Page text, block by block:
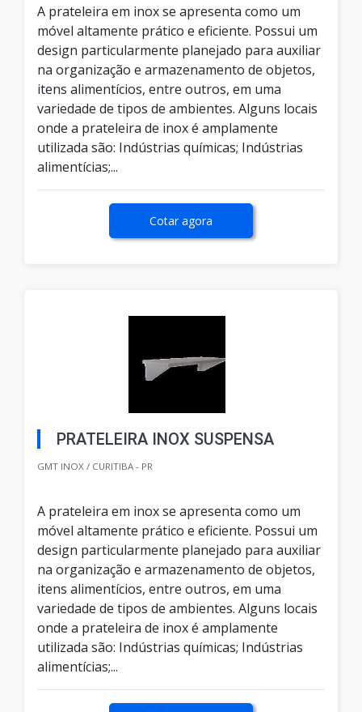
A prateleira em inox se apresenta como um
móvel altamente prático e eficiente. Possui um
design particularmente planejado para auxiliar
na organização e armazenamento de objetos,
itens alimentícios, entre outros, em uma
variedade de tipos de ambientes. Alguns locais
onde a prateleira de inox é amplamente
utilizada são: Indústrias químicas; Indústrias
alimentícias;...
Cotar agora
PRATELEIRA INOX SUSPENSA
GMT INOX / CURITIBA - PR
A prateleira em inox se apresenta como um
móvel altamente prático e eficiente. Possui um
design particularmente planejado para auxiliar
na organização e armazenamento de objetos,
itens alimentícios, entre outros, em uma
variedade de tipos de ambientes. Alguns locais
onde a prateleira de inox é amplamente
utilizada são: Indústrias químicas; Indústrias
alimentícias;...